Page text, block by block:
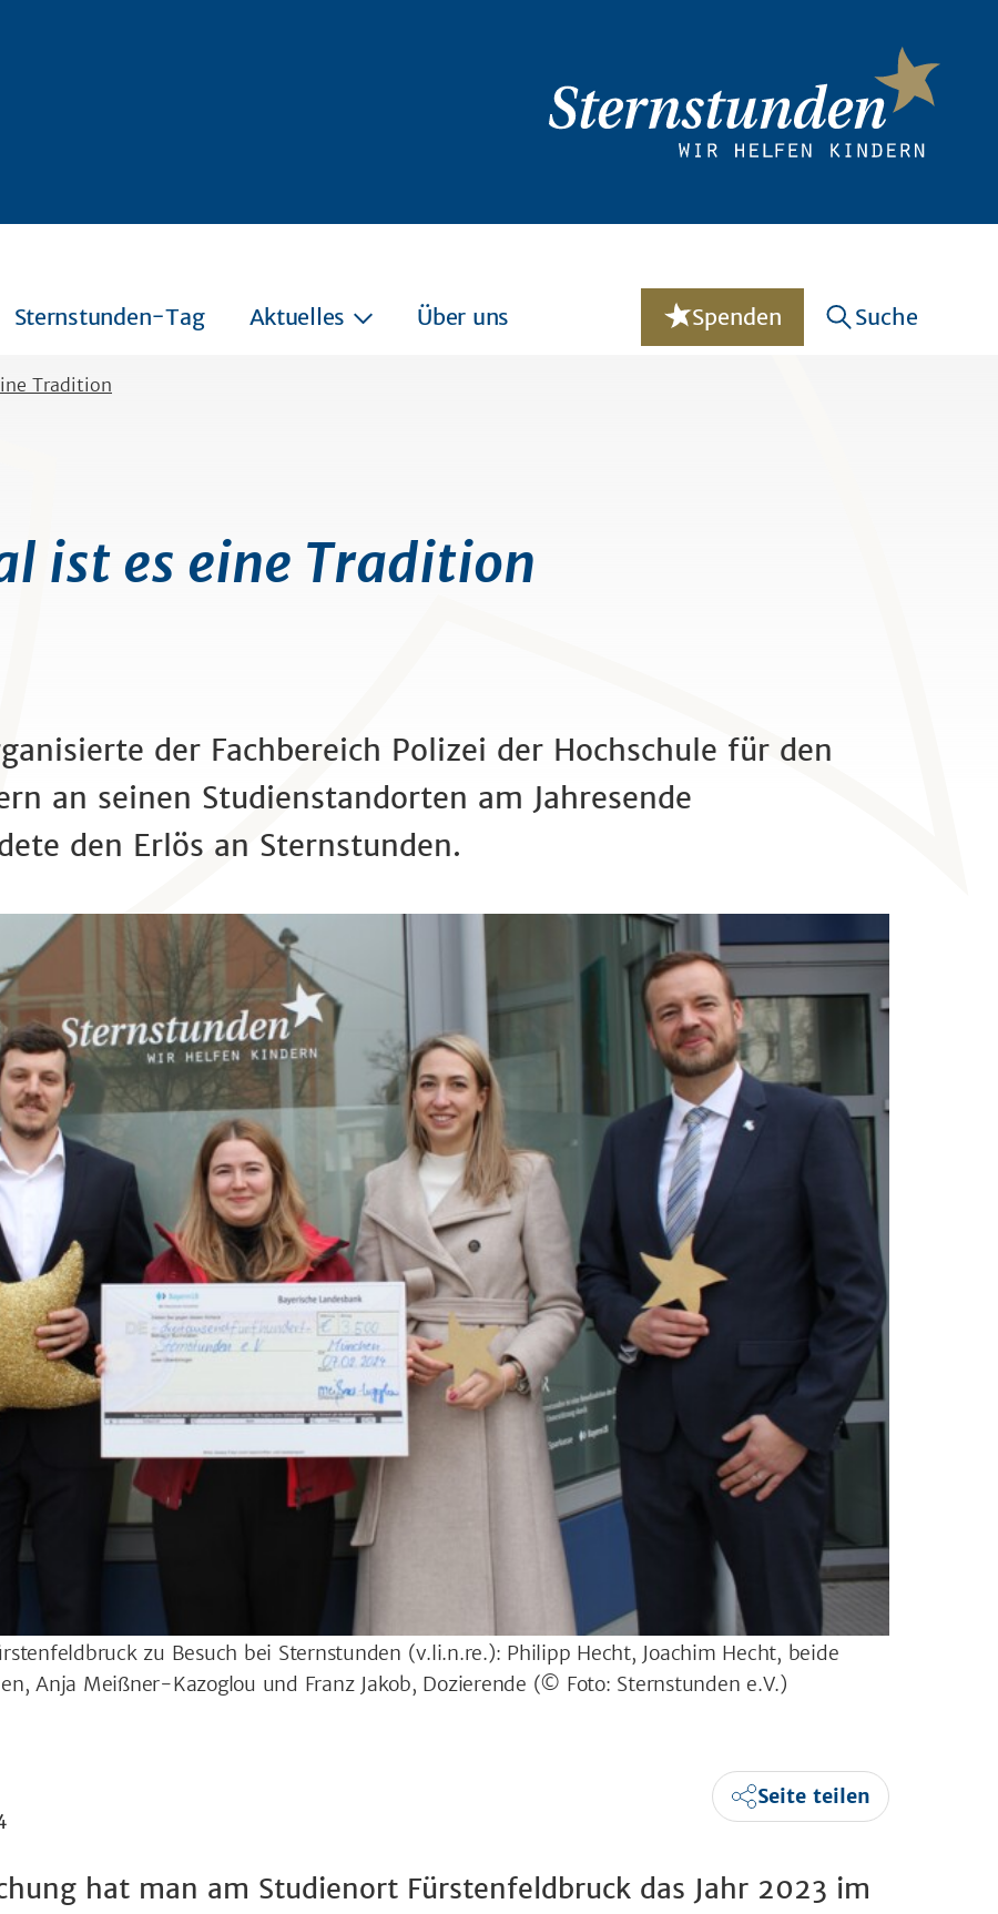
Sternstunden-Tag Aktuelles Über uns Spenden Suche
Tradition
ist es eine Tradition
der Fachbereich Polizei der Hochschule für den
an seinen Studienstandorten am Jahresende
den Erlös an Sternstunden.
zu Besuch bei Sternstunden (v.li.n.re.): Philipp Hecht, Joachim Hecht, beide
Anja Meißner-Kazoglou und Franz Jakob, Dozierende (© Foto: Sternstunden e.V.)
Seite teilen
hat man am Studienort Fürstenfeldbruck das Jahr 2023 im